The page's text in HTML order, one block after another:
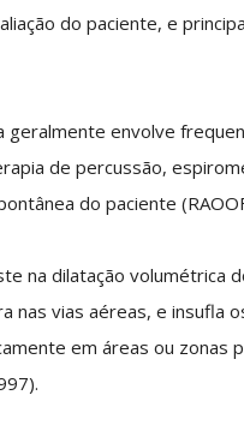
do paciente, e
envolve
de percussão,
do paciente
na dilatação volumétrica
nas vias aéreas, e insufla
em áreas ou zonas